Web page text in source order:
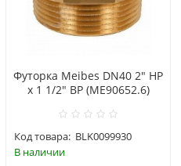
Футорка Meibes DN40 2" HP
x 1 1/2" BP (МЕ90652.6)
Код товара: BLK0099930
В наличии